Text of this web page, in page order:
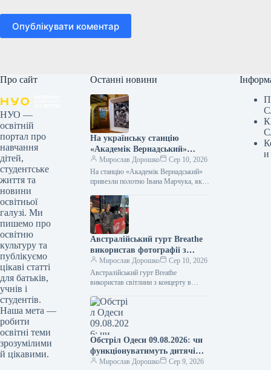
Опублікувати коментар
Про сайт
НУО —
освітній
портал про
навчання
дітей,
студентське
життя та
новини
освітньої
галузі. Ми
пишемо про
освітню
культуру та
публікуємо
цікаві статті
для батьків,
учнів і
студентів.
Наша мета —
робити
освітні теми
зрозумілими
й цікавими.
Останні новини
На українську станцію
«Академік Вернадський»
привезли полотно Івана
Марчука, яке він передав в
дар полярникам з України.
Мирослав Дорошко
Сер 10, 2026
На станцію «Академік Вернадський»
привезли полотно Івана Марчука, яке
полярникам Фото 09.08.2026 15:27
Укрінформ На антарктичну станцію…
Австралійський гурт Breathe
використав фотографії з
концерту в Києві для
обкладинки платівки.
Мирослав Дорошко
Сер 10, 2026
Австралійський гурт Breathe
використав світлини з концерту в
09.08.2026 16:40 Укрінформ
Австралійський гурт Breathe обрав
для…
Обстріл Одеси 09.08.2026: чи
функціонуватимуть дитячі
садки без електроенергії та
Мирослав Дорошко
Сер 9, 2026
и